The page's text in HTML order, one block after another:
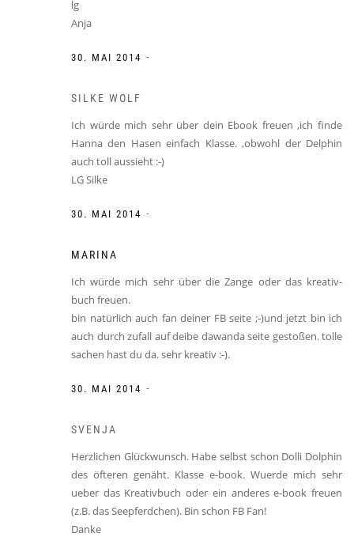
lg
Anja
30. MAI 2014 -
SILKE WOLF
Ich würde mich sehr über dein Ebook freuen ,ich finde
Hanna den Hasen einfach Klasse. ,obwohl der Delphin
auch toll aussieht :-)
LG Silke
30. MAI 2014 -
MARINA
Ich würde mich sehr über die Zange oder das kreativ-
buch freuen.
bin natürlich auch fan deiner FB seite ;-)und jetzt bin ich
auch durch zufall auf deibe dawanda seite gestoßen. tolle
sachen hast du da. sehr kreativ :-).
30. MAI 2014 -
SVENJA
Herzlichen Glückwunsch. Habe selbst schon Dolli Dolphin
des öfteren genäht. Klasse e-book. Wuerde mich sehr
ueber das Kreativbuch oder ein anderes e-book freuen
(z.B. das Seepferdchen). Bin schon FB Fan!
Danke